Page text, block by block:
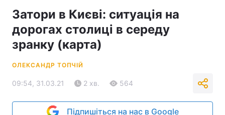
Затори в Києві: ситуація на
дорогах столиці в середу
зранку (карта)
ОЛЕКСАНДР ТОПЧІЙ
09:54, 31.03.21 2 хв. 564
Підпишіться на нас в Google